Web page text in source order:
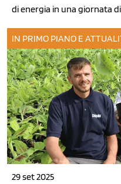
di energia in una giornata
IN PRIMO PIANO E
29 set 2025